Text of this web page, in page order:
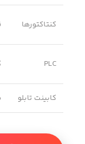
کنتاکتورها
PLC
کابینت تابلو